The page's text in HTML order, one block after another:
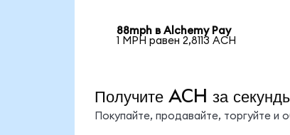
88mph в Alchemy Pay
1 MPH равен 2,8113 ACH
Получите ACH за
Покупайте, продавайте, торгуйте